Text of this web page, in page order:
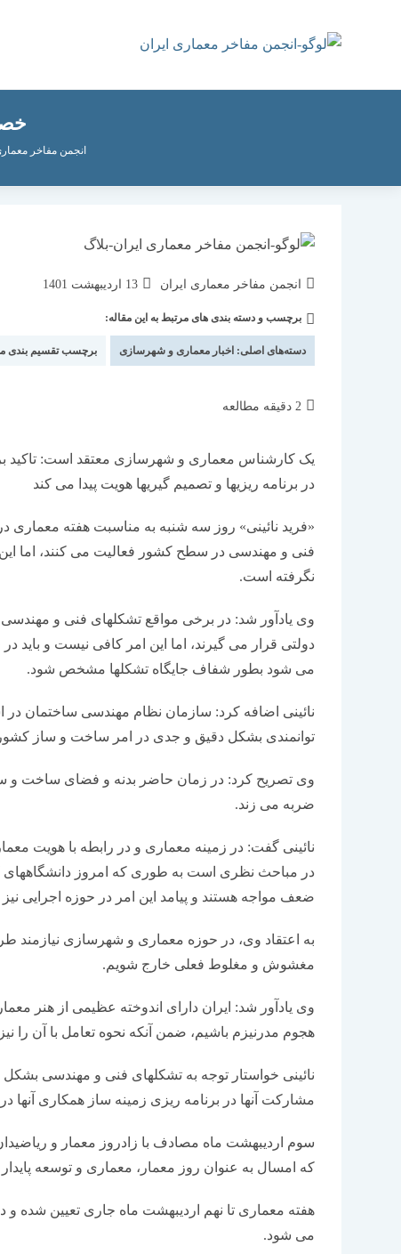
انجمن مفاخر
نویسندهٔ
انجمن مفاخر معماری ایران
نوشته
شده
است:
13 اردیبهشت 1401
دسته‌
نوشته:
برچسب و دسته بندی های مرتبط به این مقاله:
دسته‌های اصلی: اخبار معماری و شهرسازی برچسب تقسیم بندی
زمان
2 دقیقه مطالعه
یک کارشناس معماری و شهرسازی معتقد است: تاکید
در برنامه ریزیها و تصمیم گیریها هویت پیدا می کند
«فرید نائینی» روز سه شنبه به مناسبت هفته معماری
فنی و مهندسی در سطح کشور فعالیت می کنند، اما این
نگرفته است.
وی یادآور شد: در برخی مواقع تشکلهای فنی و
دولتی قرار می گیرند، اما این امر کافی نیست و
می شود بطور شفاف جایگاه تشکلها مشخص شود.
نائینی اضافه کرد: سازمان نظام مهندسی ساختمان در
توانمندی بشکل دقیق و جدی در امر ساخت و ساز
وی تصریح کرد: در زمان حاضر بدنه و فضای ساخت و
ضربه می زند.
نائینی گفت: در زمینه معماری و در رابطه با هویت
در مباحث نظری است به طوری که امروز
ضعف مواجه هستند و پیامد این امر در حوزه اجرایی
به اعتقاد وی، در حوزه معماری و شهرسازی نیازمند
مغشوش و مغلوط فعلی خارج شویم.
وی یادآور شد: ایران دارای اندوخته عظیمی از هنر
هجوم مدرنیزم باشیم، ضمن آنکه نحوه تعامل با آن را
نائینی خواستار توجه به تشکلهای فنی و مهندسی بشکل
مشارکت آنها در برنامه ریزی زمینه ساز همکاری آنها
سوم اردیبهشت ماه مصادف با زادروز معمار و
که امسال به عنوان روز معمار، معماری و توسعه
هفته معماری تا نهم اردیبهشت ماه جاری تعیین شده
می شود.